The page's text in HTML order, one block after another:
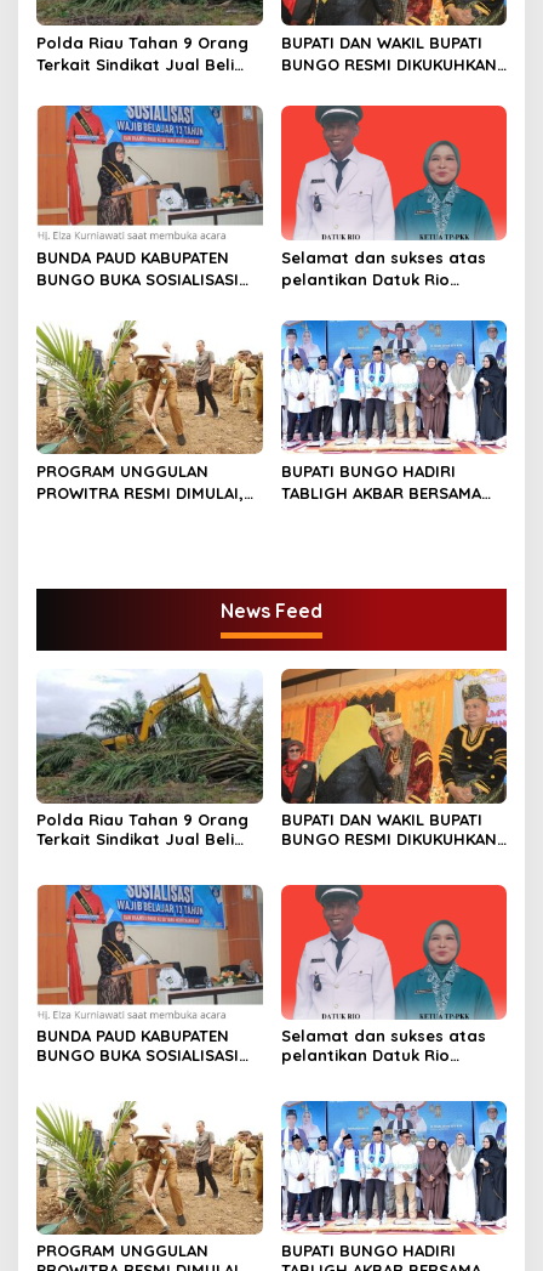
Polda Riau Tahan 9 Orang
Terkait Sindikat Jual Beli
TNTN
BUPATI DAN WAKIL BUPATI
BUNGO RESMI DIKUKUHKAN
BUNDO KANDUNG
BUNDA PAUD KABUPATEN
BUNGO BUKA SOSIALISASI
Selamat dan sukses atas
pelantikan Datuk Rio
PROGRAM UNGGULAN
PROWITRA RESMI DIMULAI,
BUPATI BUNGO HADIRI
TABLIGH AKBAR BERSAMA
News Feed
Polda Riau Tahan 9 Orang
Terkait Sindikat Jual Beli
BUPATI DAN WAKIL BUPATI
BUNGO RESMI DIKUKUHKAN
BUNDA PAUD KABUPATEN
BUNGO BUKA SOSIALISASI
Selamat dan sukses atas
pelantikan Datuk Rio
PROGRAM UNGGULAN
BUPATI BUNGO HADIRI